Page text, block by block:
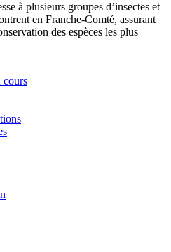
à plusieurs groupes d’insectes et
en Franche-Comté, assurant
des espèces les plus
cours